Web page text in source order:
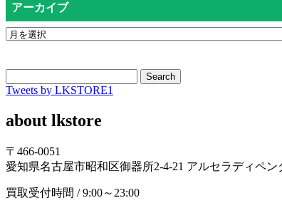
アーカイブ
Search
Tweets by LKSTORE1
about lkstore
〒466-0051
愛知県名古屋市昭和区御器所2-4-21 アルセラディペン
買取受付時間 / 9:00～23:00